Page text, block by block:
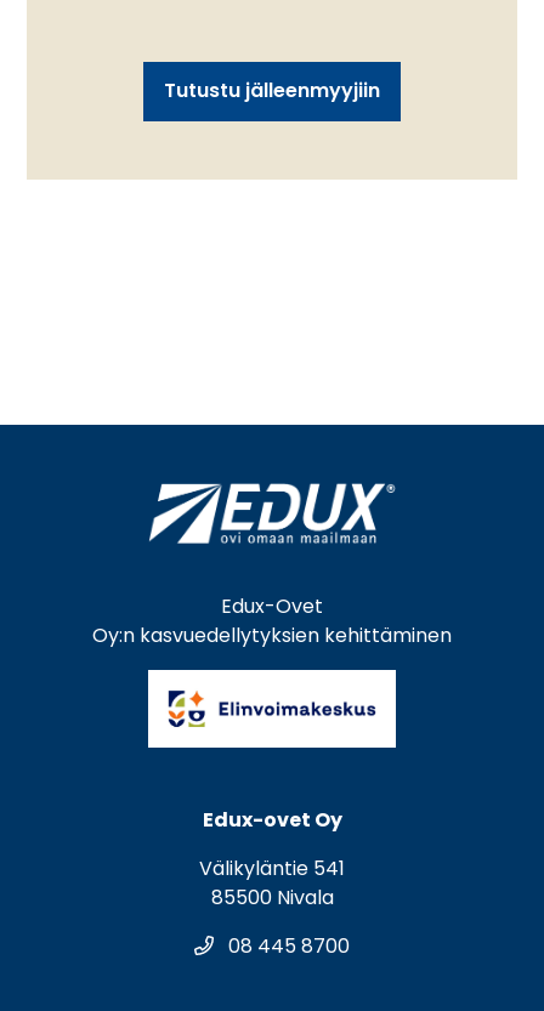
Tutustu jälleenmyyjiin
Edux-Ovet
Oy:n kasvuedellytyksien kehittäminen
Edux-ovet Oy
Välikyläntie 541
85500 Nivala
08 445 8700